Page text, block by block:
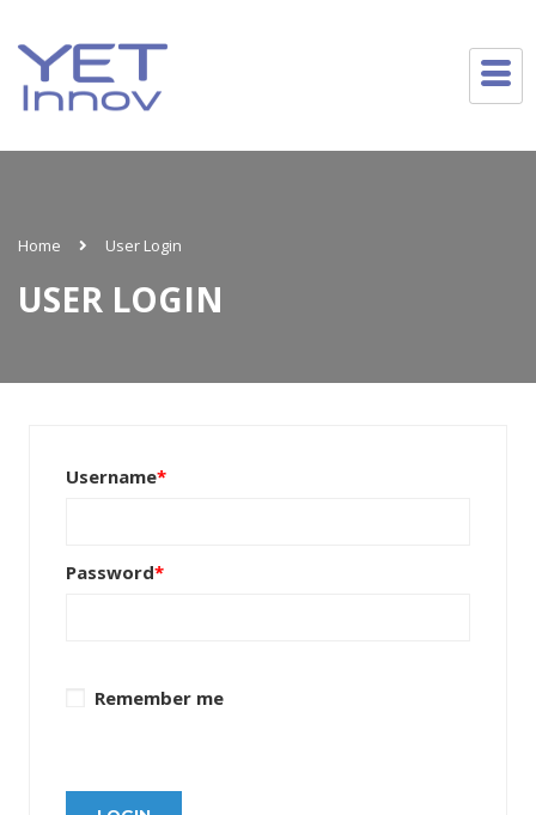
Home User Login
USER LOGIN
Username*
Password*
Remember me